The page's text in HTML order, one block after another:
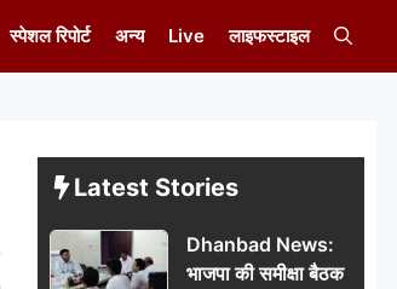
स्पेशल रिपोर्ट अन्य Live लाइफस्टाइल
Latest Stories
Dhanbad News:
भाजपा की समीक्षा बैठक